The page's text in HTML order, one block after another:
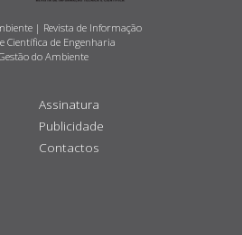
| Revista de Informação
Científica de Engenharia
do Ambiente
Assinatura
Publicidade
Contactos